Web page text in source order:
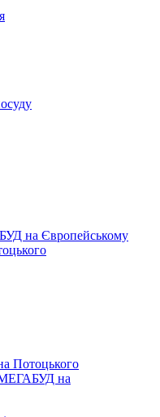
на Європейському
Потоцького
МЕГАБУД на